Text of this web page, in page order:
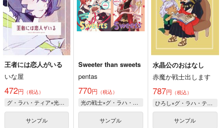
王者には恋人がいる
いな屋
472円 （税込）
グ・ラハ・ティア×光の戦士♀
サンプル
Sweeter than sweets
pentas
770円 （税込）
光の戦士×グ・ラハ・ティア
サンプル
水晶公のおはなし
赤魔か戦士出します
787円 （税込）
ひろし×グ・ラハ・ティア
サンプル